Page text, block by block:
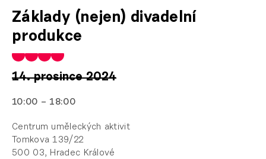
Základy (nejen) divadelní
produkce
14. prosince 2024
10:00 – 18:00
Centrum uměleckých aktivit
Tomkova 139/22
500 03, Hradec Králové